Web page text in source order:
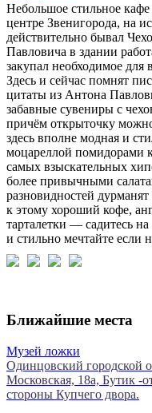
Небольшое стильное кафе
центре Звенигорода, на
действительно бывал
Павловича в здании
закупал необходимое для
Здесь и сейчас помнят
цитаты из Антона
забавные сувениры с
причём открыточку
здесь вполне модная и
моцареллой помидорами
самых взыскательных
более привычными
разновидностей
к этому хороший кофе,
тарталетки — садитесь
и стильно мечтайте если
Ближайшие места
Музей ложки
Одинцовский городской
Московская, 18а, Бутик -
стороны Купчего двора.